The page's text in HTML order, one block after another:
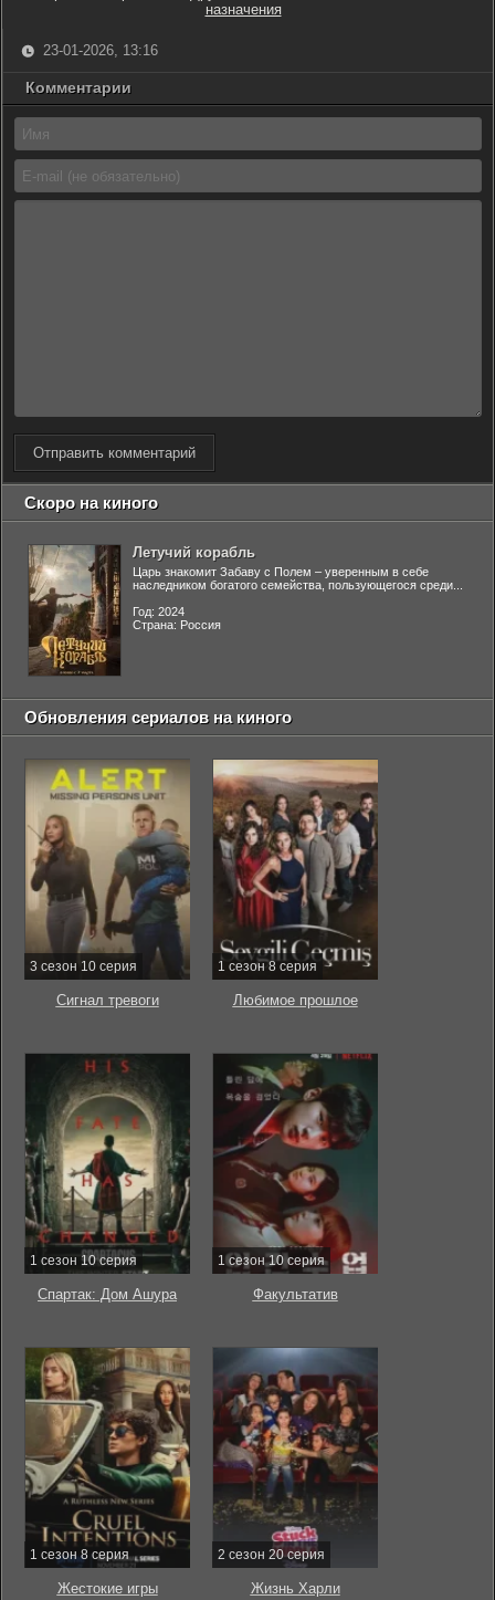
назначения
23-01-2026, 13:16
Комментарии
Отправить комментарий
Скоро на киного
Летучий корабль
Царь знакомит Забаву с Полем – уверенным в себе
наследником богатого семейства, пользующегося среди...
Год: 2024
Страна: Россия
Обновления сериалов на киного
3 сезон 10 серия
Сигнал тревоги
1 сезон 8 серия
Любимое прошлое
1 сезон 10 серия
Спартак: Дом Ашура
1 сезон 10 серия
Факультатив
1 сезон 8 серия
Жестокие игры
2 сезон 20 серия
Жизнь Харли